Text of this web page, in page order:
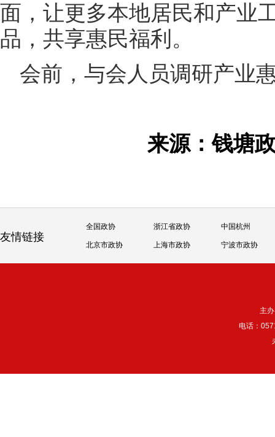
面，让更多本地居民和产业
品，共享惠民福利。
会前，与会人员调研产业
来源：钱
友情链接
全国政协 浙江省政协 中国杭州
北京市政协 上海市政协 宁波市政协
主
电话：